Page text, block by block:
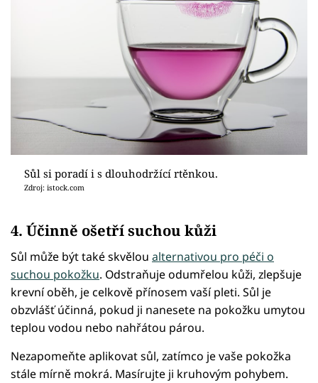
Sůl si poradí i s dlouhodržící rtěnkou.
Zdroj: istock.com
4. Účinně ošetří suchou kůži
Sůl může být také skvělou alternativou pro péči o
suchou pokožku. Odstraňuje odumřelou kůži, zlepšuje
krevní oběh, je celkově přínosem vaší pleti. Sůl je
obzvlášť účinná, pokud ji nanesete na pokožku umytou
teplou vodou nebo nahřátou párou.
Nezapomeňte aplikovat sůl, zatímco je vaše pokožka
stále mírně mokrá. Masírujte ji kruhovým pohybem.